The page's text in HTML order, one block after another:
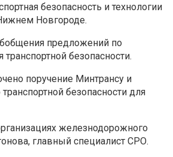
безопасность и технологии
Новгороде.
предложений по
безопасности.
поручение Минтрансу и
безопасности для
железнодорожного
главный специалист СРО.